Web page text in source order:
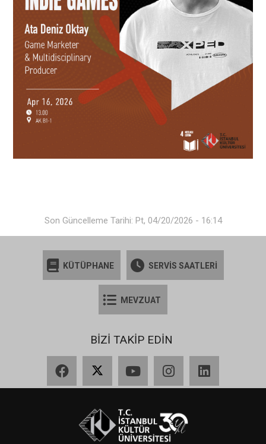
Son Güncelleme Tarihi: Pt, 04/20/2026 - 16:14
KÜTÜPHANE SERVİS SAATLERİ
MEVZUAT
BİZİ TAKİP EDİN